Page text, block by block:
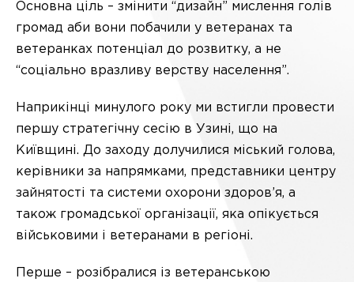
Основна ціль – змінити “дизайн” мислення голів
громад аби вони побачили у ветеранах та
ветеранках потенціал до розвитку, а не
“соціально вразливу верству населення”.
Наприкінці минулого року ми встигли провести
першу стратегічну сесію в Узині, що на
Київщині. До заходу долучилися міський голова,
керівники за напрямками, представники центру
зайнятості та системи охорони здоров’я, а
також громадської організації, яка опікується
військовими і ветеранами в регіоні.
Перше – розібралися із ветеранською